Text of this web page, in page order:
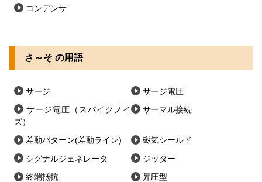
コンデンサ
さ～そ の用語
サージ サージ電圧
サージ電圧（スパイクノイ
ズ）
サーマル接続
差動パターン(差動ライン) 磁気シールド
シグナルジェネレータ ジッター
終端抵抗 昇圧型